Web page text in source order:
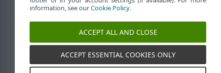
End of Life
ESET-ova baza znanja
ESET Status Portal
Regionalna podrška
information, see ourCookie Policy.
ACCEPT ALL AND CLOSE
ACCEPT ESSENTIAL COOKIES ONLY